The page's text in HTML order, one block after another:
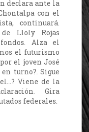
declara ante la
con el
continuará.
Lloly Rojas
Alza el
el futurismo
el joven José
turno?. Sigue
Viene de la
Gira
federales.